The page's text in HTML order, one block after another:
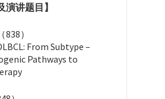
演讲题目】
（838）
From Subtype –
Pathways to